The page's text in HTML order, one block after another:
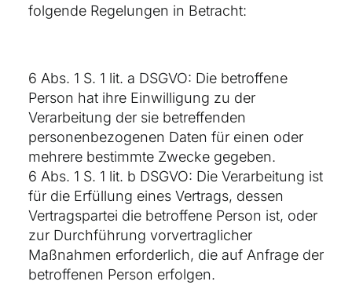
folgende Regelungen in Betracht:
6 Abs. 1 S. 1 lit. a DSGVO: Die betroffene
Person hat ihre Einwilligung zu der
Verarbeitung der sie betreffenden
personenbezogenen Daten für einen oder
mehrere bestimmte Zwecke gegeben.
6 Abs. 1 S. 1 lit. b DSGVO: Die Verarbeitung ist
für die Erfüllung eines Vertrags, dessen
Vertragspartei die betroffene Person ist, oder
zur Durchführung vorvertraglicher
Maßnahmen erforderlich, die auf Anfrage der
betroffenen Person erfolgen.